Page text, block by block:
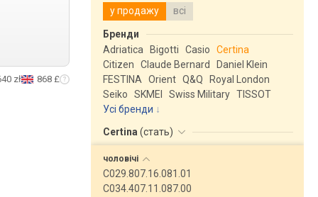
zł 868 £
у продажу всі
Бренди
Adriatica
Bigotti Casio
Certina
Citizen
Claude Bernard
Daniel Klein
FESTINA
Orient Q&Q
Royal London
Seiko
SKMEI Swiss Military TISSOT
Усі бренди
Certina (стать)
чоловічі
C029.807.16.081.01
C034.407.11.087.00